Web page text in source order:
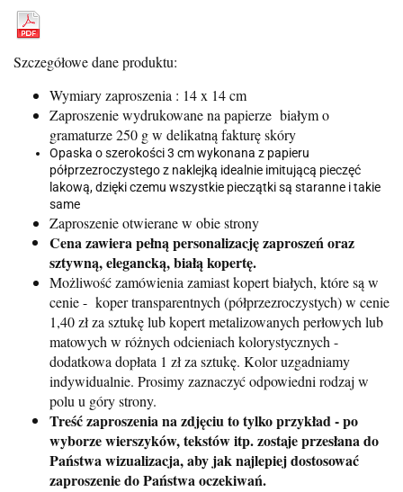
Szczegółowe dane produktu:
Wymiary zaproszenia : 14 x 14 cm
Zaproszenie wydrukowane na papierze białym o
gramaturze 250 g w delikatną fakturę skóry
Opaska o szerokości 3 cm wykonana z papieru
półprzezroczystego z naklejką idealnie imitującą pieczęć
lakową, dzięki czemu wszystkie pieczątki są staranne i takie
same
Zaproszenie otwierane w obie strony
Cena zawiera pełną personalizację zaproszeń oraz
sztywną, elegancką, białą kopertę.
Możliwość zamówienia zamiast kopert białych, które są w
cenie - koper transparentnych (półprzezroczystych) w cenie
1,40 zł za sztukę lub kopert metalizowanych perłowych lub
matowych w różnych odcieniach kolorystycznych -
dodatkowa dopłata 1 zł za sztukę. Kolor uzgadniamy
indywidualnie. Prosimy zaznaczyć odpowiedni rodzaj w
polu u góry strony.
Treść zaproszenia na zdjęciu to tylko przykład - po
wyborze wierszyków, tekstów itp. zostaje przesłana do
Państwa wizualizacja, aby jak najlepiej dostosować
zaproszenie do Państwa oczekiwań.